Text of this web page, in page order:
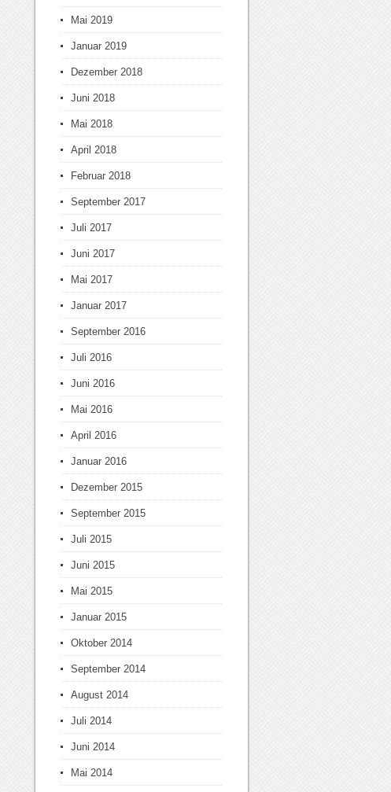
Mai 2019
Januar 2019
Dezember 2018
Juni 2018
Mai 2018
April 2018
Februar 2018
September 2017
Juli 2017
Juni 2017
Mai 2017
Januar 2017
September 2016
Juli 2016
Juni 2016
Mai 2016
April 2016
Januar 2016
Dezember 2015
September 2015
Juli 2015
Juni 2015
Mai 2015
Januar 2015
Oktober 2014
September 2014
August 2014
Juli 2014
Juni 2014
Mai 2014